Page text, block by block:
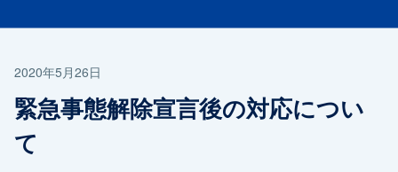
2020年5月26日
緊急事態解除宣言後の対応につい
て